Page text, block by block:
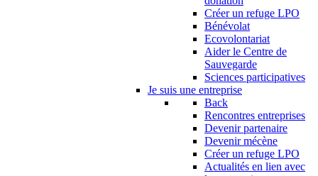
Créer un refuge LPO
Bénévolat
Ecovolontariat
Aider le Centre de
Sauvegarde
Sciences participatives
Je suis une entreprise
Back
Rencontres entreprises
Devenir partenaire
Devenir mécène
Créer un refuge LPO
Actualités en lien avec